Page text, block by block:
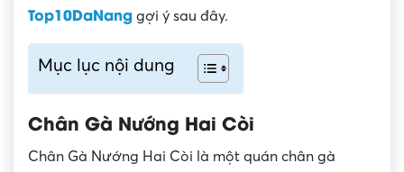
Top10DaNang gợi ý sau đây.
Mục lục nội dung
Chân Gà Nướng Hai Còi
Chân Gà Nướng Hai Còi là một quán chân gà